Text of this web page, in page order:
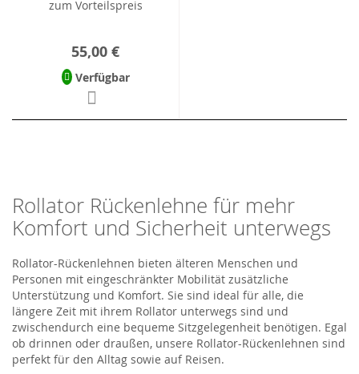
zum Vorteilspreis
55,00 €
Verfügbar
Rollator Rückenlehne für mehr
Komfort und Sicherheit unterwegs
Rollator-Rückenlehnen bieten älteren Menschen und
Personen mit eingeschränkter Mobilität zusätzliche
Unterstützung und Komfort. Sie sind ideal für alle, die
längere Zeit mit ihrem Rollator unterwegs sind und
zwischendurch eine bequeme Sitzgelegenheit benötigen. Egal
ob drinnen oder draußen, unsere Rollator-Rückenlehnen sind
perfekt für den Alltag sowie auf Reisen.